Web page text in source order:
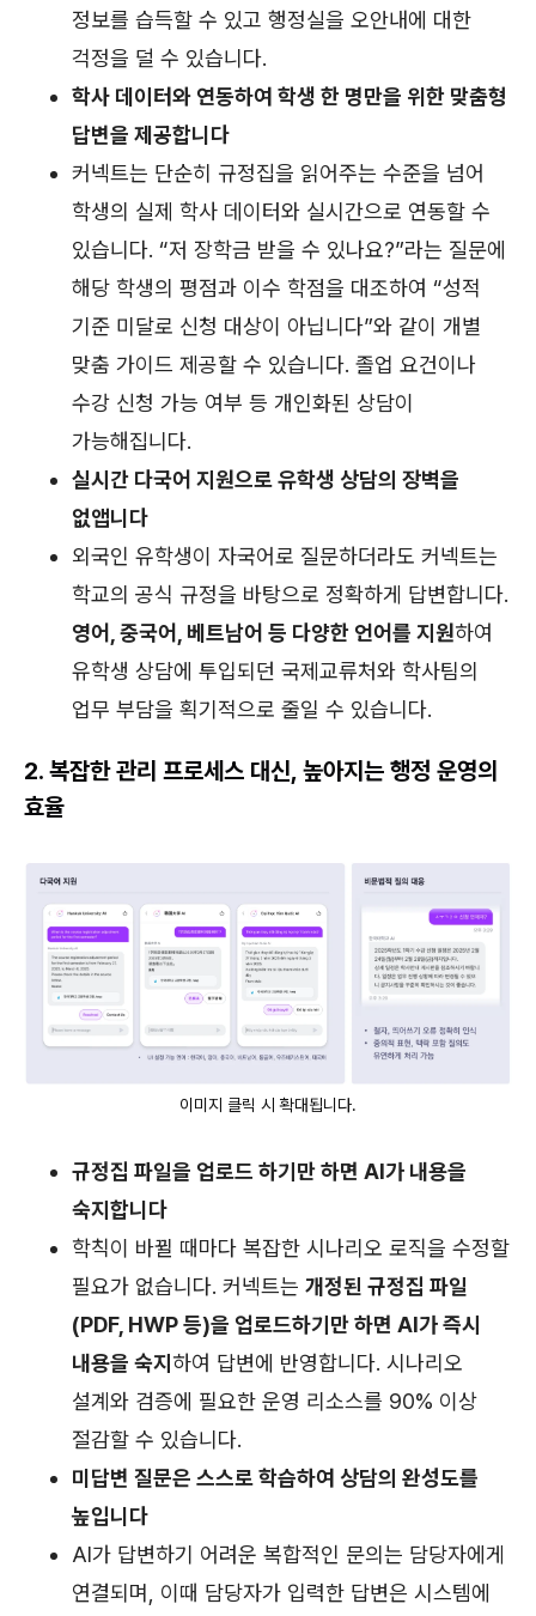
정보를 습득할 수 있고 행정실을 오안내에 대한
걱정을 덜 수 있습니다.
학사 데이터와 연동하여 학생 한 명만을 위한 맞춤형
답변을 제공합니다
커넥트는 단순히 규정집을 읽어주는 수준을 넘어
학생의 실제 학사 데이터와 실시간으로 연동할 수
있습니다. “저 장학금 받을 수 있나요?”라는 질문에
해당 학생의 평점과 이수 학점을 대조하여 “성적
기준 미달로 신청 대상이 아닙니다”와 같이 개별
맞춤 가이드 제공할 수 있습니다. 졸업 요건이나
수강 신청 가능 여부 등 개인화된 상담이
가능해집니다.
실시간 다국어 지원으로 유학생 상담의 장벽을
없앱니다
외국인 유학생이 자국어로 질문하더라도 커넥트는
학교의 공식 규정을 바탕으로 정확하게 답변합니다.
영어, 중국어, 베트남어 등 다양한 언어를 지원하여
유학생 상담에 투입되던 국제교류처와 학사팀의
업무 부담을 획기적으로 줄일 수 있습니다.
2. 복잡한 관리 프로세스 대신, 높아지는 행정 운영의
효율
이미지 클릭 시 확대됩니다.
규정집 파일을 업로드 하기만 하면 AI가 내용을
숙지합니다
학칙이 바뀔 때마다 복잡한 시나리오 로직을 수정할
필요가 없습니다. 커넥트는 개정된 규정집 파일
(PDF, HWP 등)을 업로드하기만 하면 AI가 즉시
내용을 숙지하여 답변에 반영합니다. 시나리오
설계와 검증에 필요한 운영 리소스를 90% 이상
절감할 수 있습니다.
미답변 질문은 스스로 학습하여 상담의 완성도를
높입니다
AI가 답변하기 어려운 복합적인 문의는 담당자에게
연결되며, 이때 담당자가 입력한 답변은 시스템에